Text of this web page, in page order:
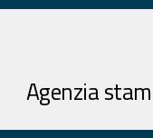
Agenzia